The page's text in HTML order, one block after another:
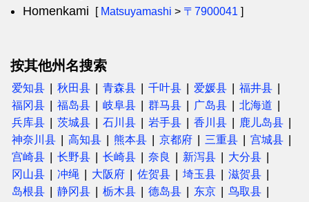
Homenkami [ Matsuyamashi > 〒7900041 ]
按其他州名搜索
爱知县 秋田县 青森县 千叶县 爱媛县
福井县
福冈县
福岛县 岐阜县 群马县 广岛县
北海道
兵库县
茨城县 石川县 岩手县 香川县
鹿儿岛县
神奈川县
高知县 熊本县 京都府 三重县
宫城县
宫崎县
长野县 长崎县 奈良 新泻县
大分县
冈山县
冲绳 大阪府 佐贺县 埼玉县
滋贺县
岛根县
静冈县 栃木县 德岛县 东京
鸟取县